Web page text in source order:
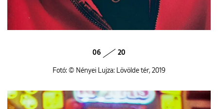
06 20
Fotó: © Nényei Lujza: Lövölde tér, 2019